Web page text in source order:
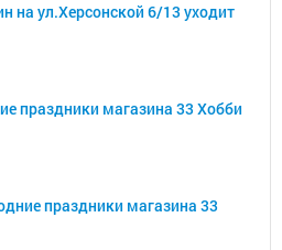
на ул.Херсонской 6/13 уходит
праздники магазина 33 Хобби
праздники магазина 33